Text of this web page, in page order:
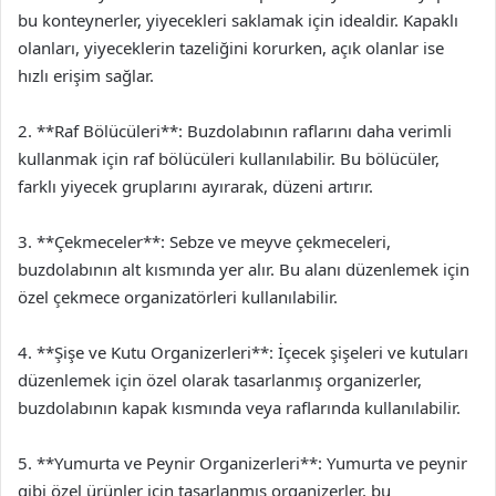
bu konteynerler, yiyecekleri saklamak için idealdir. Kapaklı
olanları, yiyeceklerin tazeliğini korurken, açık olanlar ise
hızlı erişim sağlar.
2. **Raf Bölücüleri**: Buzdolabının raflarını daha verimli
kullanmak için raf bölücüleri kullanılabilir. Bu bölücüler,
farklı yiyecek gruplarını ayırarak, düzeni artırır.
3. **Çekmeceler**: Sebze ve meyve çekmeceleri,
buzdolabının alt kısmında yer alır. Bu alanı düzenlemek için
özel çekmece organizatörleri kullanılabilir.
4. **Şişe ve Kutu Organizerleri**: İçecek şişeleri ve kutuları
düzenlemek için özel olarak tasarlanmış organizerler,
buzdolabının kapak kısmında veya raflarında kullanılabilir.
5. **Yumurta ve Peynir Organizerleri**: Yumurta ve peynir
gibi özel ürünler için tasarlanmış organizerler, bu